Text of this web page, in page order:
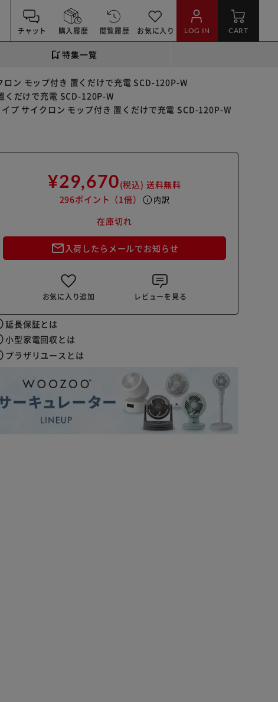
チャット 購入履歴 閲覧履歴 お気に入り LOG IN CART
特集一覧
ロン モップ付き 置くだけで充電 SCD-120P-W
くだけで充電 SCD-120P-W
プ サイクロン モップ付き 置くだけで充電 SCD-120P-W
¥29,670(税込) 送料無料
296ポイント （1倍） info 内訳
在庫切れ
mail_outline 入荷したらメールでお知らせ
お気に入り追加 レビューを見る
延長保証とは
小型家電回収とは
プラザリユースとは